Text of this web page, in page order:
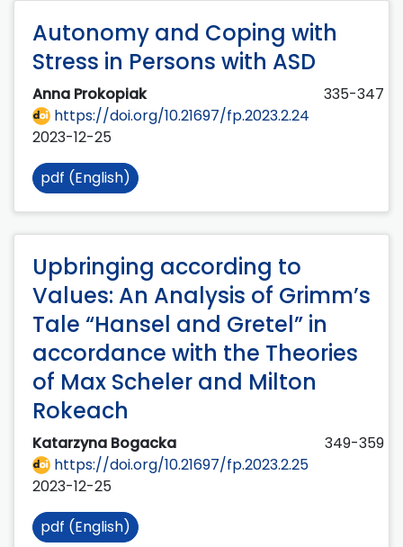
Autonomy and Coping with
Stress in Persons with ASD
Anna Prokopiak
335-347
https://doi.org/10.21697/fp.2023.2.24
2023-12-25
pdf (English)
Upbringing according to
Values: An Analysis of Grimm’s
Tale “Hansel and Gretel” in
accordance with the Theories
of Max Scheler and Milton
Rokeach
Katarzyna Bogacka
349-359
https://doi.org/10.21697/fp.2023.2.25
2023-12-25
pdf (English)